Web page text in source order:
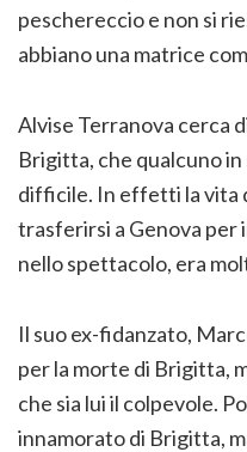
peschereccio e non si
abbiano una matrice
Alvise Terranova cerca
Brigitta, che qualcuno
difficile. In effetti la vita
trasferirsi a Genova
nello spettacolo, era
Il suo ex-fidanzato,
per la morte di Brigitta,
che sia lui il colpevole.
innamorato di Brigitta,